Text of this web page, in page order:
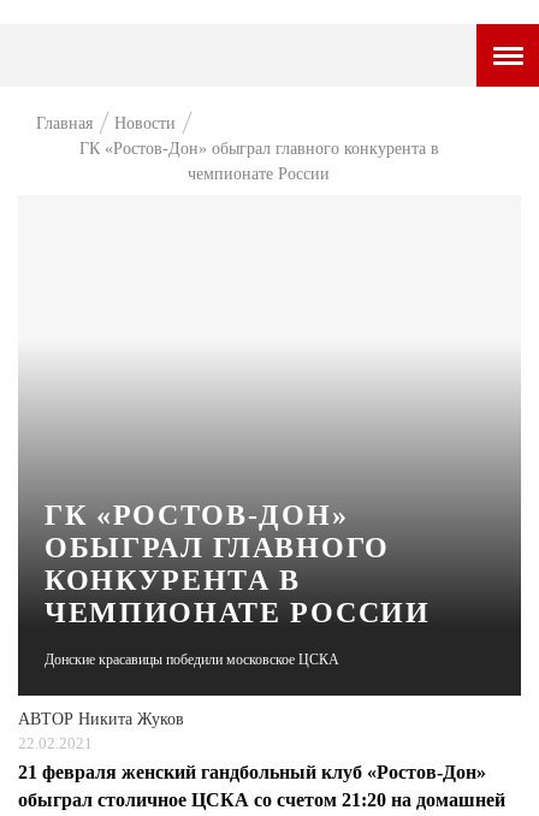
НОВОСТИ
АФИША
ЖУРНАЛ
Главная
Новости
ГК «Ростов-Дон» обыграл главного конкурента в
чемпионате России
ГК «РОСТОВ-ДОН»
ОБЫГРАЛ ГЛАВНОГО
КОНКУРЕНТА В
ЧЕМПИОНАТЕ РОССИИ
Донские красавицы победили московское ЦСКА
АВТОР Никита Жуков
22.02.2021
21 февраля женский гандбольный клуб «Ростов-Дон»
обыграл столичное ЦСКА со счетом 21:20 на домашней